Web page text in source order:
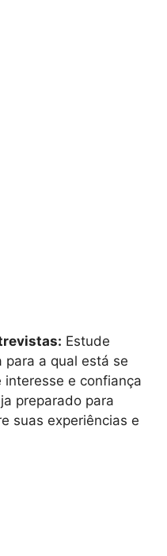
Estude
para a qual está se
e confiança
preparado para
suas experiências e